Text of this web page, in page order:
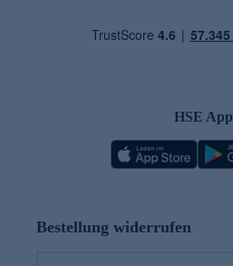
HSE App
Bestellung widerrufen